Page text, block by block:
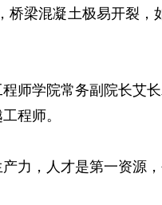
桥梁混凝土极易开裂
师学院常务副院长艾
程师。
力，人才是第一资源